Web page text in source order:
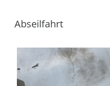
Abseilfahrt